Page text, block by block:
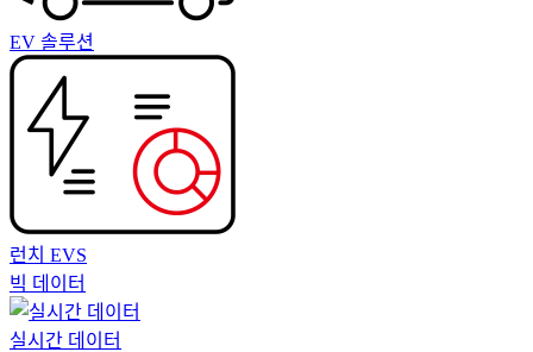
EV 솔루션
런치 EVS
빅 데이터
실시간 데이터